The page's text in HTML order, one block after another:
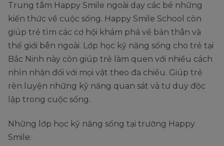
Trung tâm Happy Smile ngoài dạy các bé những
kiến thức về cuộc sống. Happy Smile School còn
giúp trẻ tìm các cơ hội khám phá về bản thân và
thế giới bên ngoài. Lớp học kỹ năng sống cho trẻ tại
Bắc Ninh này còn giúp trẻ làm quen với nhiều cách
nhìn nhận đối với mọi vật theo đa chiều. Giúp trẻ
rèn luyện những kỹ năng quan sát và tư duy độc
lập trong cuộc sống.
Những lớp học kỹ năng sống tại trường Happy
Smile: